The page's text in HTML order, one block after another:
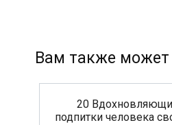
Вам также может
20
подпитки человека